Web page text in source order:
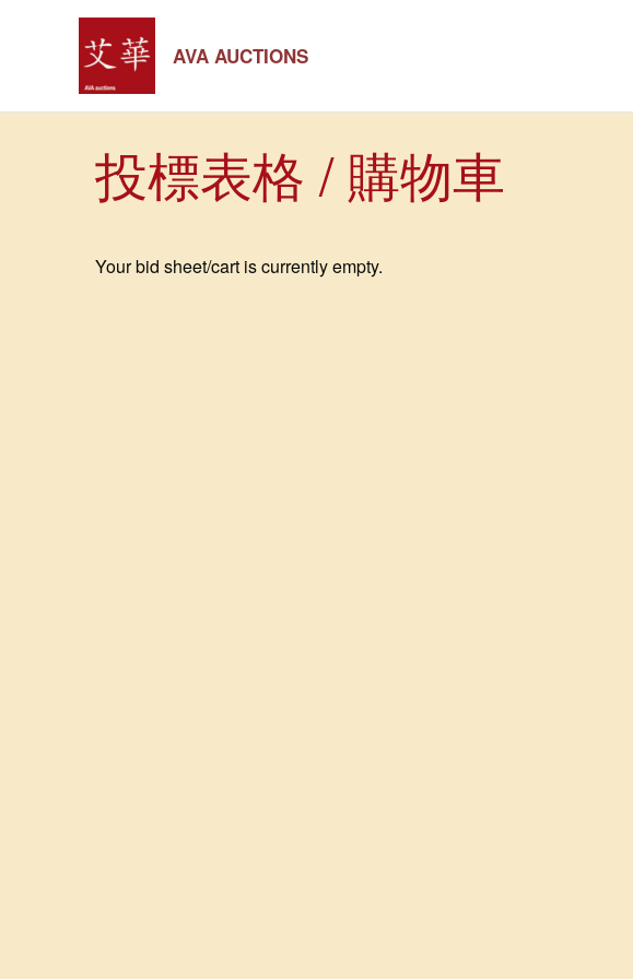
AVA AUCTIONS
投標表格 / 購物車
Your bid sheet/cart is currently empty.